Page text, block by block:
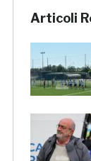
Articoli